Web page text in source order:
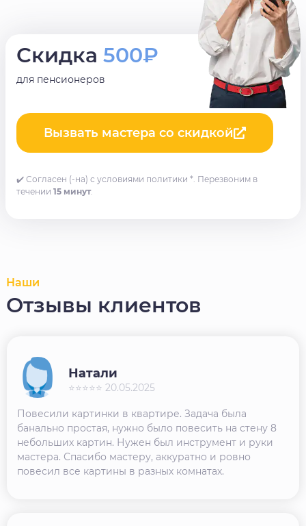
Скидка 500₽
для пенсионеров
Вызвать мастера со скидкой
✔️ Согласен (-на) с условиями политики *. Перезвоним в
течении 15 минут.
Наши
Отзывы клиентов
Повесили картинки в квартире. Задача была
банально простая, нужно было повесить на стену 8
небольших картин. Нужен был инструмент и руки
мастера. Спасибо мастеру, аккуратно и ровно
повесил все картины в разных комнатах.
Натали
⭐⭐⭐⭐⭐ 20.05.2025